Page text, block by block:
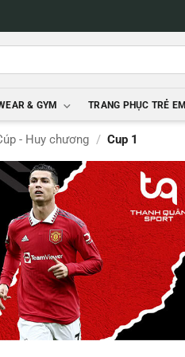
& GYM TRANG PHỤC TRẺ EM
- Huy chương / Cup 1